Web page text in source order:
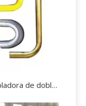
¿Cómo funciona una máquina dobladora de doble cabezal?